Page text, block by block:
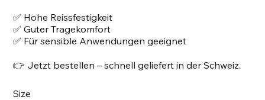
✅ Hohe Reissfestigkeit
✅ Guter Tragekomfort
✅ Für sensible Anwendungen geeignet
👉 Jetzt bestellen – schnell geliefert in der Schweiz.
Size